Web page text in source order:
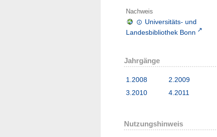
Nachweis
Universitäts- und
Landesbibliothek Bonn
Jahrgänge
1.2008
2.2009
3.2010
4.2011
Nutzungshinweis